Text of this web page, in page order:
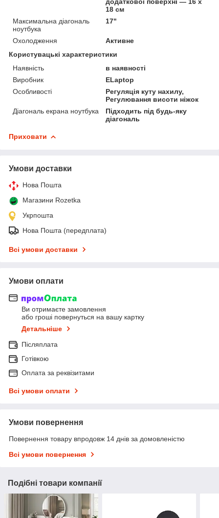
18 см
Максимальна діагональ
ноутбука
17"
Охолодження
Активне
Користувацькі характеристики
Наявність
в наявності
Виробник
ELaptop
Особливості
Регуляція куту нахилу,
Регулювання висоти ніжок
Діагональ екрана ноутбука
Підходить під будь-яку
діагональ
Приховати
Умови доставки
Нова Пошта
Магазини Rozetka
Укрпошта
Нова Пошта (передплата)
Всі умови доставки
Умови оплати
Ви отримаєте замовлення
або гроші повернуться на вашу картку
Детальніше
Післяплата
Готівкою
Оплата за реквізитами
Всі умови оплати
Умови повернення
Повернення товару впродовж 14 днів за домовленістю
Всі умови повернення
Подібні товари компанії